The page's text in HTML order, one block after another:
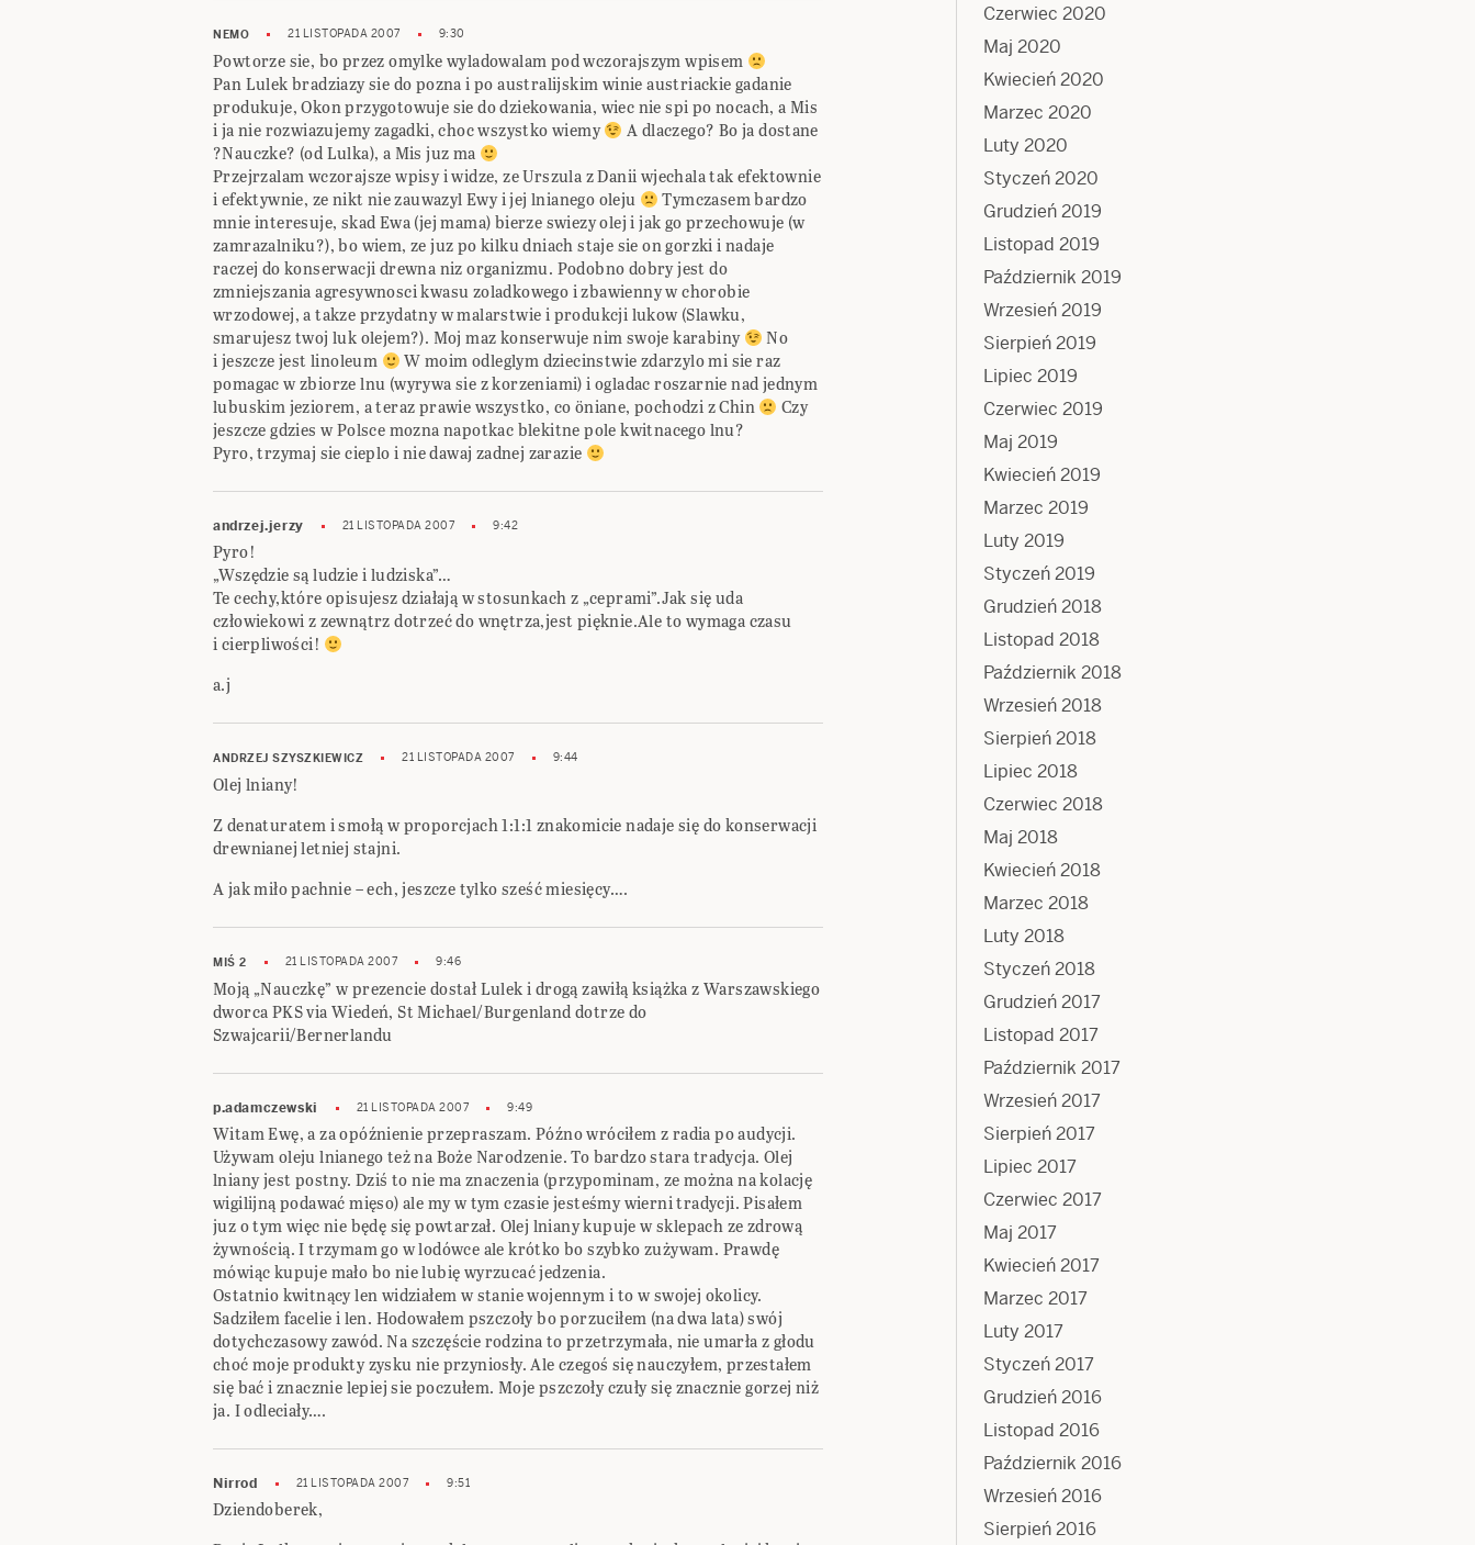
NEMO 21 LISTOPADA 2007 9:30
Powtorze sie, bo przez omylke wyladowalam pod wczorajszym wpisem
Pan Lulek bradziazy sie do pozna i po australijskim winie austriackie gadanie
produkuje, Okon przygotowuje sie do dziekowania, wiec nie spi po nocach, a Mis
i ja nie rozwiazujemy zagadki, choc wszystko wiemy
A dlaczego? Bo ja dostane
?Nauczke? (od Lulka), a Mis juz ma
Przejrzalam wczorajsze wpisy i widze, ze Urszula z Danii wjechala tak efektownie
i efektywnie, ze nikt nie zauwazyl Ewy i jej lnianego oleju
Tymczasem bardzo
mnie interesuje, skad Ewa (jej mama) bierze swiezy olej i jak go przechowuje (w
zamrazalniku?), bo wiem, ze juz po kilku dniach staje sie on gorzki i nadaje
raczej do konserwacji drewna niz organizmu. Podobno dobry jest do
zmniejszania agresywnosci kwasu zoladkowego i zbawienny w chorobie
wrzodowej, a takze przydatny w malarstwie i produkcji lukow (Slawku,
smarujesz twoj luk olejem?). Moj maz konserwuje nim swoje karabiny
No
i jeszcze jest linoleum
W moim odleglym dziecinstwie zdarzylo mi sie raz
pomagac w zbiorze lnu (wyrywa sie z korzeniami) i ogladac roszarnie nad jednym
lubuskim jeziorem, a teraz prawie wszystko, co öniane, pochodzi z Chin
Czy
jeszcze gdzies w Polsce mozna napotkac blekitne pole kwitnacego lnu?
Pyro, trzymaj sie cieplo i nie dawaj zadnej zarazie
andrzej.jerzy 21 LISTOPADA 2007 9:42
Pyro!
„Wszędzie są ludzie i ludziska”…
Te cechy,które opisujesz działają w stosunkach z „ceprami”.Jak się uda
człowiekowi z zewnątrz dotrzeć do wnętrza,jest pięknie.Ale to wymaga czasu
i cierpliwości!
a.j
ANDRZEJ SZYSZKIEWICZ 21 LISTOPADA 2007 9:44
Olej lniany!
Z denaturatem i smołą w proporcjach 1:1:1 znakomicie nadaje się do konserwacji
drewnianej letniej stajni.
A jak miło pachnie – ech, jeszcze tylko sześć miesięcy….
MIŚ 2 21 LISTOPADA 2007 9:46
Moją „Nauczkę” w prezencie dostał Lulek i drogą zawiłą książka z Warszawskiego
dworca PKS via Wiedeń, St Michael/Burgenland dotrze do
Szwajcarii/Bernerlandu
p.adamczewski 21 LISTOPADA 2007 9:49
Witam Ewę, a za opóźnienie przepraszam. Późno wróciłem z radia po audycji.
Używam oleju lnianego też na Boże Narodzenie. To bardzo stara tradycja. Olej
lniany jest postny. Dziś to nie ma znaczenia (przypominam, ze można na kolację
wigilijną podawać mięso) ale my w tym czasie jesteśmy wierni tradycji. Pisałem
juz o tym więc nie będę się powtarzał. Olej lniany kupuje w sklepach ze zdrową
żywnością. I trzymam go w lodówce ale krótko bo szybko zużywam. Prawdę
mówiąc kupuje mało bo nie lubię wyrzucać jedzenia.
Ostatnio kwitnący len widziałem w stanie wojennym i to w swojej okolicy.
Sadziłem facelie i len. Hodowałem pszczoły bo porzuciłem (na dwa lata) swój
dotychczasowy zawód. Na szczęście rodzina to przetrzymała, nie umarła z głodu
choć moje produkty zysku nie przyniosły. Ale czegoś się nauczyłem, przestałem
się bać i znacznie lepiej sie poczułem. Moje pszczoły czuły się znacznie gorzej niż
ja. I odleciały….
Nirrod 21 LISTOPADA 2007 9:51
Dziendoberek,
Czerwiec 2020
Maj 2020
Kwiecień 2020
Marzec 2020
Luty 2020
Styczeń 2020
Grudzień 2019
Listopad 2019
Październik 2019
Wrzesień 2019
Sierpień 2019
Lipiec 2019
Czerwiec 2019
Maj 2019
Kwiecień 2019
Marzec 2019
Luty 2019
Styczeń 2019
Grudzień 2018
Listopad 2018
Październik 2018
Wrzesień 2018
Sierpień 2018
Lipiec 2018
Czerwiec 2018
Maj 2018
Kwiecień 2018
Marzec 2018
Luty 2018
Styczeń 2018
Grudzień 2017
Listopad 2017
Październik 2017
Wrzesień 2017
Sierpień 2017
Lipiec 2017
Czerwiec 2017
Maj 2017
Kwiecień 2017
Marzec 2017
Luty 2017
Styczeń 2017
Grudzień 2016
Listopad 2016
Październik 2016
Wrzesień 2016
Sierpień 2016